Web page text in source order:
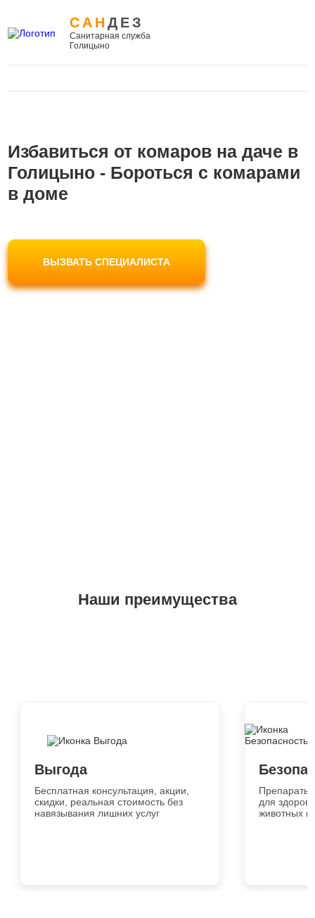
САНДЕЗ
Санитарная служба
Голицыно
Избавиться от комаров на даче в
Голицыно - Бороться с комарами
в доме
ВЫЗВАТЬ СПЕЦИАЛИСТА
Наши преимущества
Выгода
Бесплатная консультация, акции,
скидки, реальная стоимость без
навязывания лишних услуг
Препараты
для
животных